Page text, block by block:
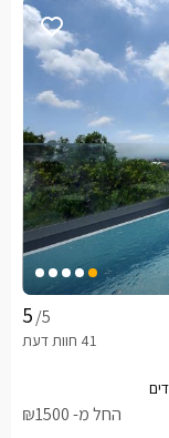
/5
החל מ- ₪1500